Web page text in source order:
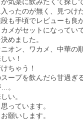
ったのが無く、見つけ
も手頃でレビューも良
メがセットになってい
めました。
オン、ワカメ、中華の
い！
ちゃう！
ープを飲んだら甘過ぎ
。
い。
っています。
願いします。